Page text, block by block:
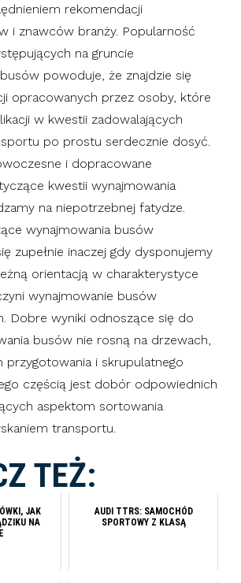
rekomendacji
i znawców branży. Popularność
na gruncie
powoduje, że znajdzie się
opracowanych przez osoby, które
w kwestii zadowalających
po prostu serdecznie dosyć.
i dopracowane
kwestii wynajmowania
na niepotrzebnej fatydze.
wynajmowania busów
zupełnie inaczej gdy dysponujemy
orientacją w charakterystyce
wynajmowanie busów
Dobre wyniki odnoszące się do
busów nie rosną na drzewach,
przygotowania i skrupulatnego
częścią jest dobór odpowiednich
aspektom sortowania
transportu.
TEŻ:
JAK
NA
AUDI TTRS: SAMOCHÓD
SPORTOWY Z KLASĄ